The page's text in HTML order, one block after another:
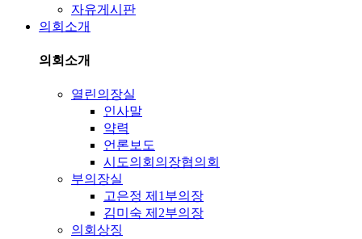
자유게시판
의회소개
의회소개
열린의장실
인사말
약력
언론보도
시도의회의장협의회
부의장실
고은정 제1부의장
김미숙 제2부의장
의회상징